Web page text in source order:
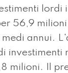
56,9
annui.
investimenti
milioni. Il